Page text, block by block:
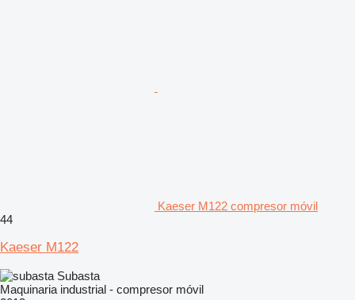
Kaeser M122 compresor móvil
44
Kaeser M122
Subasta
Maquinaria industrial - compresor móvil